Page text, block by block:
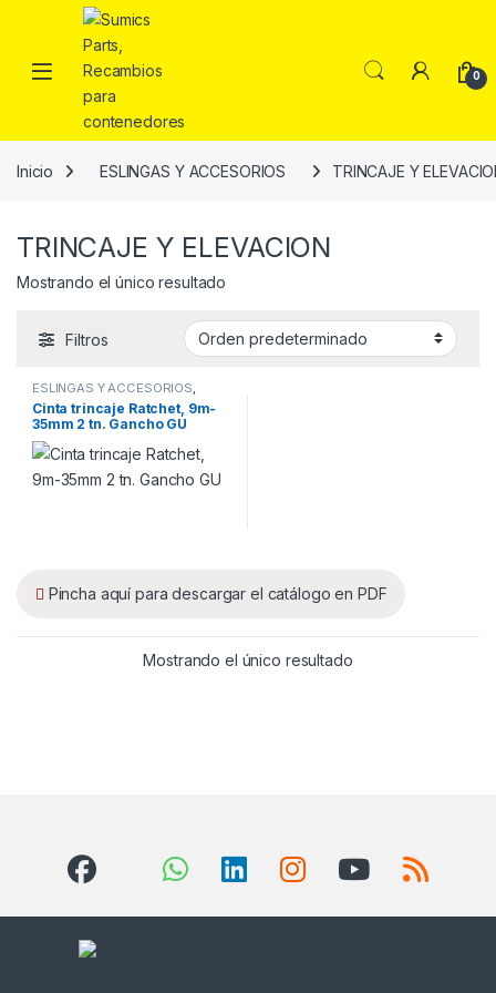
Saltar a la navegación
Saltar al contenido
0
Inicio ESLINGAS Y ACCESORIOS TRINCAJE Y
TRINCAJE Y ELEVACION
Mostrando el único resultado
Filtros
ESLINGAS Y ACCESORIOS,
TRINCAJE Y ELEVACION
Cinta trincaje Ratchet, 9m-
35mm 2 tn. Gancho GU
Pincha aquí para descargar el catálogo en PDF
Mostrando el único resultado